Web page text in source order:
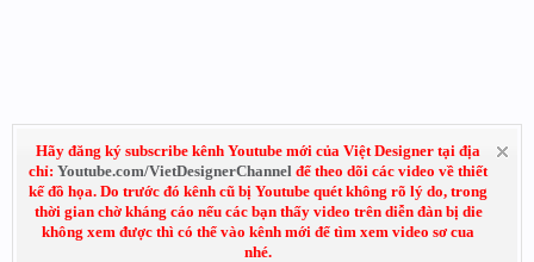
Hãy đăng ký subscribe kênh Youtube mới của Việt Designer tại địa
chỉ: Youtube.com/VietDesignerChannel để theo dõi các video về thiết
kế đồ họa. Do trước đó kênh cũ bị Youtube quét không rõ lý do, trong
thời gian chờ kháng cáo nếu các bạn thấy video trên diễn đàn bị die
không xem được thì có thể vào kênh mới để tìm xem video sơ cua
nhé.